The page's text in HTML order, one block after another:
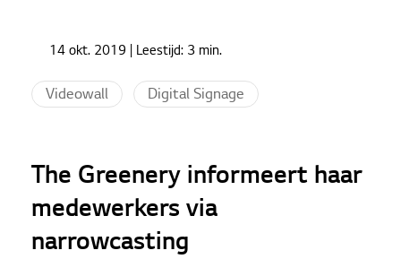
The Greenery informeert haar medewerkers via
narrowcasting
14 okt. 2019 | Leestijd: 3 min.
Videowall Digital Signage
The Greenery informeert haar
medewerkers via
narrowcasting